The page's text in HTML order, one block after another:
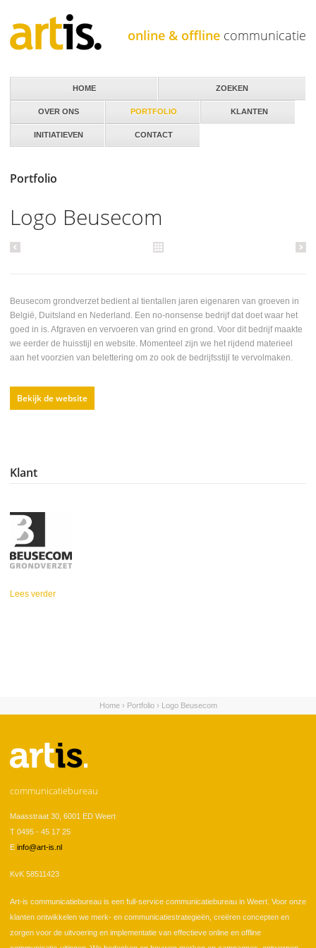
online & offline communicatie
Portfolio
Logo Beusecom
Beusecom grondverzet bedient al tientallen jaren eigenaren van groeven in
België, Duitsland en Nederland. Een no-nonsense bedrijf dat doet waar het
goed in is. Afgraven en vervoeren van grind en grond. Voor dit bedrijf maakte
we eerder de huisstijl en website. Momenteel zijn we het rijdend materieel
aan het voorzien van belettering om zo ook de bedrijfsstijl te vervolmaken.
Bekijk de website
Klant
Lees verder
HOME
OVER ONS PORTFOLIO KLANTEN
INITIATIEVEN CONTACT
ZOEKEN
U bent hier
Home› Portfolio› Logo Beusecom
communicatiebureau
Maasstraat 30, 6001 ED Weert
T 0495 - 45 17 25
E info@art-is.nl
KvK 58511423
Art-is communicatiebureau is een full-service communicatiebureau in Weert. Voor onze
klanten ontwikkelen we merk- en communicatiestrategieën, creëren concepten en
zorgen voor de uitvoering en implementatie van effectieve online en offline